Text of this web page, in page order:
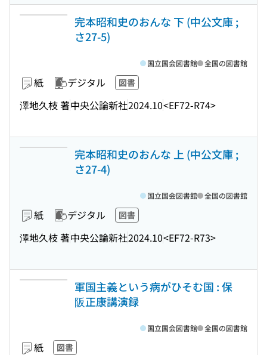
完本昭和史のおんな 下 (中公文庫 ;
さ27-5)
紙 デジタル 図書
澤地久枝 著中央公論新社2024.10<EF72-R74>
国立国会図書館 全国の図書館
完本昭和史のおんな 上 (中公文庫 ;
さ27-4)
紙 デジタル 図書
澤地久枝 著中央公論新社2024.10<EF72-R73>
国立国会図書館 全国の図書館
軍国主義という病がひそむ国 : 保
阪正康講演録
紙 図書
国立国会図書館 全国の図書館